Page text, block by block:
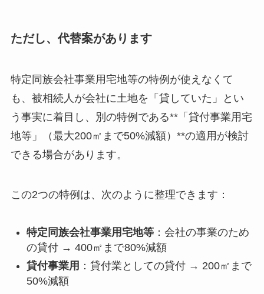
ただし、代替案があります
特定同族会社事業用宅地等の特例が使えなくて
も、被相続人が会社に土地を「貸していた」とい
う事実に着目し、別の特例である**「貸付事業用宅
地等」（最大200㎡まで50%減額）**の適用が検討
できる場合があります。
この2つの特例は、次のように整理できます：
特定同族会社事業用宅地等：会社の事業のため
の貸付 → 400㎡まで80%減額
貸付事業用 ：貸付業としての貸付 → 200㎡まで
50%減額